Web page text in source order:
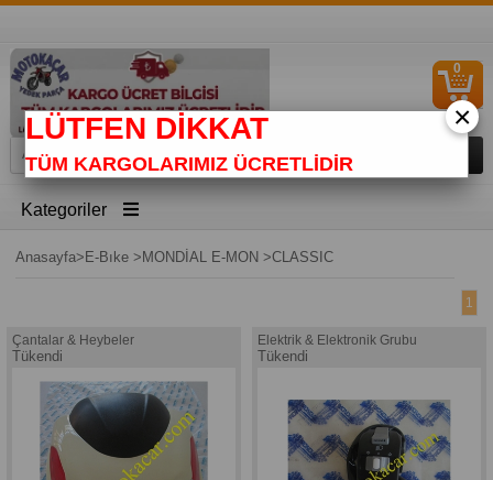
0
Kategoriler
Anasayfa> E-Bıke> MONDİAL E-MON >CLASSIC
1
Çantalar & Heybeler
Tükendi
Elektrik & Elektronik Grubu
Tükendi
×
LÜTFEN DİKKAT
TÜM KARGOLARIMIZ ÜCRETLİDİR